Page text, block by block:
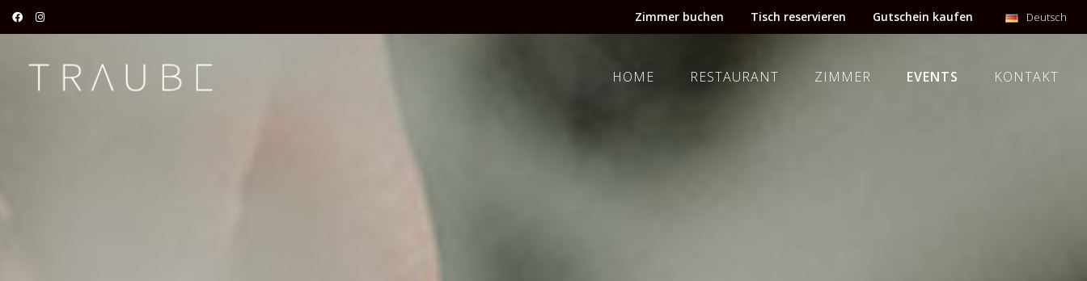
Zimmer buchen Tisch reservieren Gutschein kaufen Deutsch
HOME RESTAURANT ZIMMER EVENTS KONTAKT